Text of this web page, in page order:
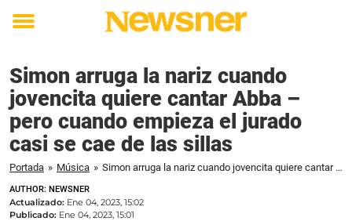
Toggle
Simon arruga la nariz cuando
jovencita quiere cantar Abba –
pero cuando empieza el jurado
casi se cae de las sillas
Portada » Música » Simon arruga la nariz cuando jovencita quiere cantar Abba – pero cuando empieza el jurado casi se cae de las sillas
AUTHOR: NEWSNER
Actualizado: Ene 04, 2023, 15:02
Publicado: Ene 04, 2023, 15:01